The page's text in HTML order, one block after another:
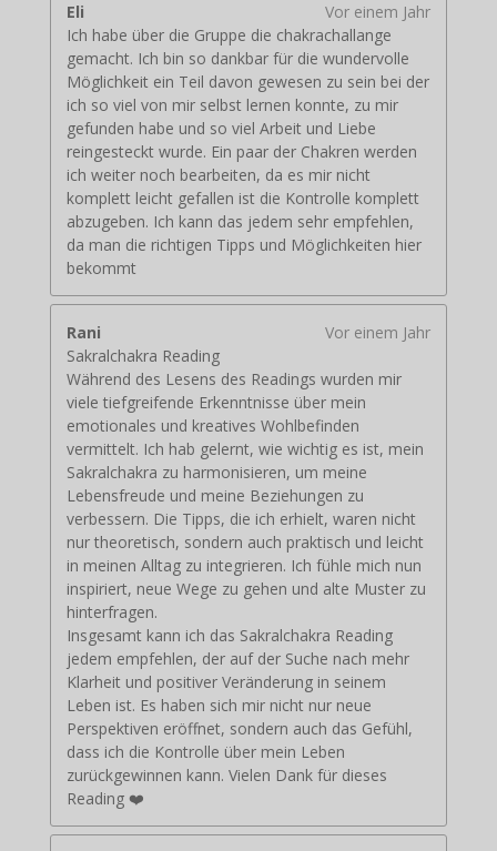
Eli
Vor einem Jahr
Ich habe über die Gruppe die chakrachallange
gemacht. Ich bin so dankbar für die wundervolle
Möglichkeit ein Teil davon gewesen zu sein bei der
ich so viel von mir selbst lernen konnte, zu mir
gefunden habe und so viel Arbeit und Liebe
reingesteckt wurde. Ein paar der Chakren werden
ich weiter noch bearbeiten, da es mir nicht
komplett leicht gefallen ist die Kontrolle komplett
abzugeben. Ich kann das jedem sehr empfehlen,
da man die richtigen Tipps und Möglichkeiten hier
bekommt
Rani
Vor einem Jahr
Sakralchakra Reading
Während des Lesens des Readings wurden mir
viele tiefgreifende Erkenntnisse über mein
emotionales und kreatives Wohlbefinden
vermittelt. Ich hab gelernt, wie wichtig es ist, mein
Sakralchakra zu harmonisieren, um meine
Lebensfreude und meine Beziehungen zu
verbessern. Die Tipps, die ich erhielt, waren nicht
nur theoretisch, sondern auch praktisch und leicht
in meinen Alltag zu integrieren. Ich fühle mich nun
inspiriert, neue Wege zu gehen und alte Muster zu
hinterfragen.
Insgesamt kann ich das Sakralchakra Reading
jedem empfehlen, der auf der Suche nach mehr
Klarheit und positiver Veränderung in seinem
Leben ist. Es haben sich mir nicht nur neue
Perspektiven eröffnet, sondern auch das Gefühl,
dass ich die Kontrolle über mein Leben
zurückgewinnen kann. Vielen Dank für dieses
Reading ❤️